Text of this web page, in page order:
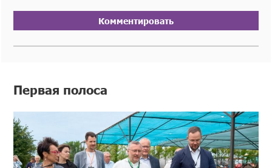
Комментировать
Первая полоса